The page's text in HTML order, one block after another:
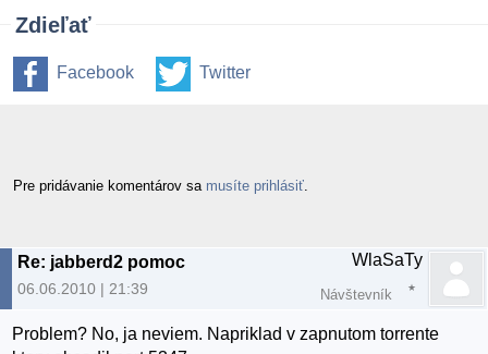
Zdieľať
Facebook Twitter
Pre pridávanie komentárov sa musíte prihlásiť
Re: jabberd2 pomoc
06.06.2010 | 21:39
WlaSaTy
Návštevník
Problem? No, ja neviem. Napriklad v zapnutom torrente